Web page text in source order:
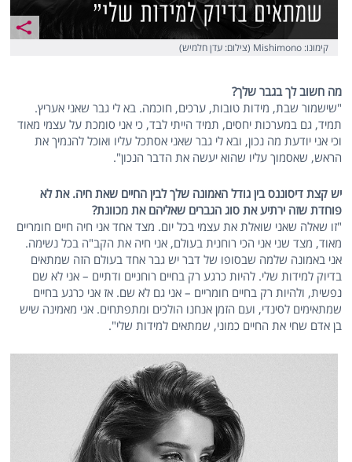
קימונו: Mishimono (צילום: עדן חלמיש)
מה חשוב לך בגבר שלך?
"שישמור שבת, מידות טובות, ערכים, חוכמה. בא לי גבר שאני אעריץ.
תמיד, גם במערכות יחסים, תמיד הייתי לבד, כי אני סומכת על עצמי מאוד
וכי אני יודעת מה נכון, ובא לי גבר שאני אסתכל עליו ואוכל להנמיך את
הראש, שאסמוך עליו שהוא יעשה את הדבר הנכון".
יש קצת דיסוננס בין גודל האמונה שלך לבין החיים שאת חיה. את לא
פוחדת שזה ירתיע את סוג הגברים שאליהם את מכוונת?
"זו שאלה שאני שואלת את עצמי בכל יום. מצד אחד אני חיה חיים חומריים
מאוד, מצד שני אני הכי רוחנית בעולם, אני חיה את הקב"ה בכל נשימה.
אני באמונה שלמה שבסופו של דבר יש גבר אחד בעולם הזה שמתאים
בדיוק למידות שלי. להיות כרגע רק בחיים רוחניים ודתיים – אני לא שם
נפשית, ולהיות רק בחיים חומריים – אני גם לא שם. אז אני כרגע בחיים
שמתאימים לסינדי, ועם הזמן אנחנו הולכים ומתפתחים. אני מאמינה שיש
בן אדם שחי את החיים כמוני, שמתאים למידות שלי".